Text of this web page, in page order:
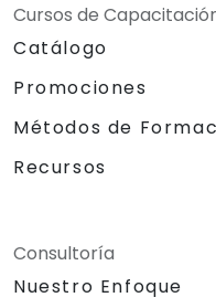
Cursos de
Catálogo
Promociones
Métodos de
Recursos
Consultoría
Nuestro Enfoque